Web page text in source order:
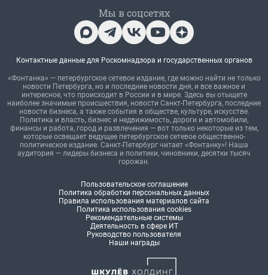
Мы в соцсетях
Контактные данные для Роскомнадзора и государственных органов
«Фонтанка» — петербургское сетевое издание, где можно найти не только
новости Петербурга, но и последние новости дня, и все важное и
интересное, что происходит в России и в мире. Здесь вы отыщете
наиболее значимые происшествия, новости Санкт-Петербурга, последние
новости бизнеса, а также события в обществе, культуре, искусстве.
Политика и власть, бизнес и недвижимость, дороги и автомобили,
финансы и работа, город и развлечения — вот только некоторые из тем,
которые освещает ведущее петербургское сетевое общественно-
политическое издание. Санкт-Петербург читает «Фонтанку»! Наша
аудитория — лидеры бизнеса и политики, чиновники, десятки тысяч
горожан.
Пользовательское соглашение
Политика обработки персональных данных
Правила использования материалов сайта
Политика использования cookies
Рекомендательные системы
Деятельность в сфере ИТ
Руководство пользователя
Наши награды